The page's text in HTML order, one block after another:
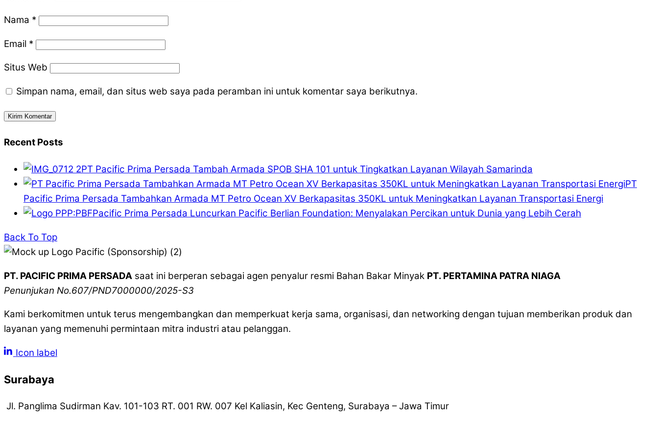
Nama *
Email *
Situs Web
Simpan nama, email, dan situs web saya pada peramban ini untuk komentar saya berikutnya.
Recent Posts
PT Pacific Prima Persada Tambah Armada SPOB SHA 101 untuk Tingkatkan Layanan Wilayah Samarinda
PT
Pacific Prima Persada Tambahkan Armada MT Petro Ocean XV Berkapasitas 350KL untuk Meningkatkan Layanan Transportasi Energi
Pacific Prima Persada Luncurkan Pacific Berlian Foundation: Menyalakan Percikan untuk Dunia yang Lebih Cerah
Back To Top
PT. PACIFIC PRIMA PERSADA saat ini berperan sebagai agen penyalur resmi Bahan Bakar Minyak PT. PERTAMINA PATRA NIAGA
Penunjukan No.607/PND7000000/2025-S3
Kami berkomitmen untuk terus mengembangkan dan memperkuat kerja sama, organisasi, dan networking dengan tujuan memberikan produk dan
layanan yang memenuhi permintaan mitra industri atau pelanggan.
Icon label
Surabaya
Jl. Panglima Sudirman Kav. 101-103 RT. 001 RW. 007 Kel Kaliasin, Kec Genteng, Surabaya – Jawa Timur